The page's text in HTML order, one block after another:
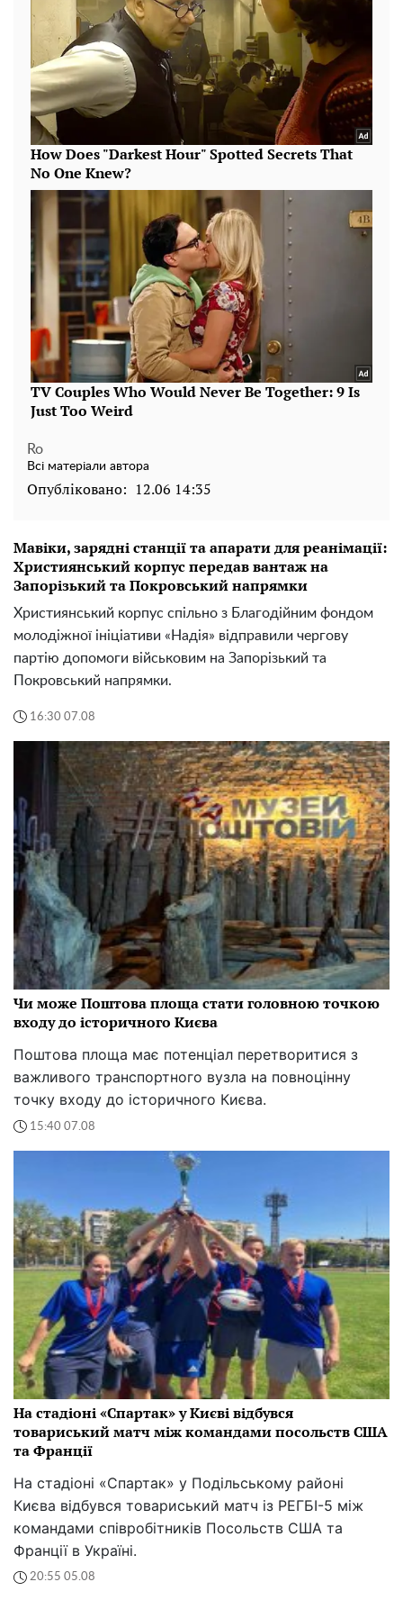
Ro
Всі матеріали автора
Опубліковано: 12.06 14:35
Мавіки, зарядні станції та апарати для реанімації:
Християнський корпус передав вантаж на
Запорізький та Покровський напрямки
Християнський корпус спільно з Благодійним фондом
молодіжної ініціативи «Надія» відправили чергову
партію допомоги військовим на Запорізький та
Покровський напрямки.
16:30 07.08
Чи може Поштова площа стати головною точкою
входу до історичного Києва
Поштова площа має потенціал перетворитися з
важливого транспортного вузла на повноцінну
точку входу до історичного Києва.
15:40 07.08
На стадіоні «Спартак» у Києві відбувся
товариський матч між командами посольств США
та Франції
На стадіоні «Спартак» у Подільському районі
Києва відбувся товариський матч із РЕГБІ-5 між
командами співробітників Посольств США та
Франції в Україні.
20:55 05.08